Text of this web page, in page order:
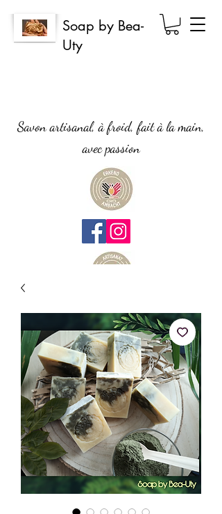
Soap by Bea-
Uty
Savon artisanal, à froid, fait à la main,
avec passion